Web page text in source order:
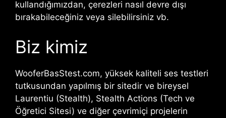
kullandığımızdan, çerezleri nasıl devre dışı
bırakabileceğiniz veya silebilirsiniz vb.
Biz kimiz
WooferBasStest.com, yüksek kaliteli ses testleri
tutkusundan yapılmış bir sitedir ve bireysel
Laurentiu (Stealth), Stealth Actions (Tech ve
Öğretici Sitesi) ve diğer çevrimiçi projelerin